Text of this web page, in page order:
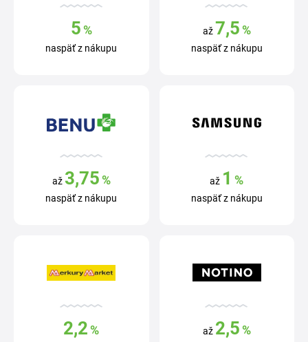
5%
naspäť z nákupu
až 7,5%
naspäť z nákupu
až 3,75%
naspäť z nákupu
až 1 %
naspäť z nákupu
2,2 % až 2,5%